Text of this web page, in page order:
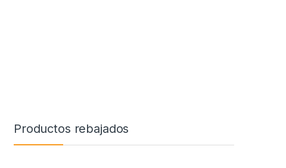
Productos rebajados